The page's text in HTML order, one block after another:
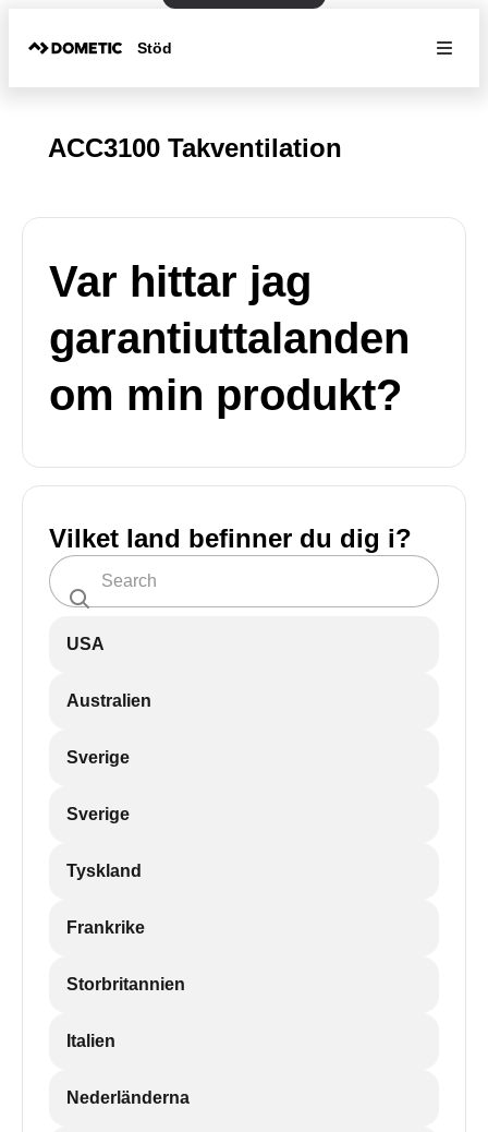
Stöd
ACC3100 Takventilation
Var hittar jag
garantiuttalanden
om min produkt?
Vilket land befinner du dig i?
USA
Australien
Sverige
Sverige
Tyskland
Frankrike
Storbritannien
Italien
Nederländerna